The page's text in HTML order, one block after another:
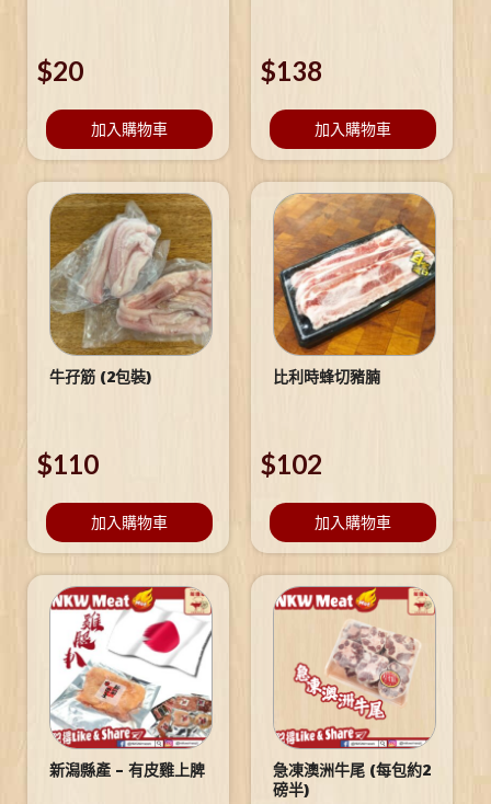
$20
加入購物車
$138
加入購物車
牛孖筋 (2包裝)
$110
加入購物車
比利時蜂切豬腩
$102
加入購物車
新潟縣產 – 有皮雞上脾
急凍澳洲牛尾 (每包約2
磅半)